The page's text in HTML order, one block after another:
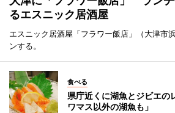
るエスニック居酒屋
エスニック居酒屋「フラワー飯店」（大津市
ンする。
食べる
県庁近くに湖魚とジビエ
ワマス以外の湖魚も」